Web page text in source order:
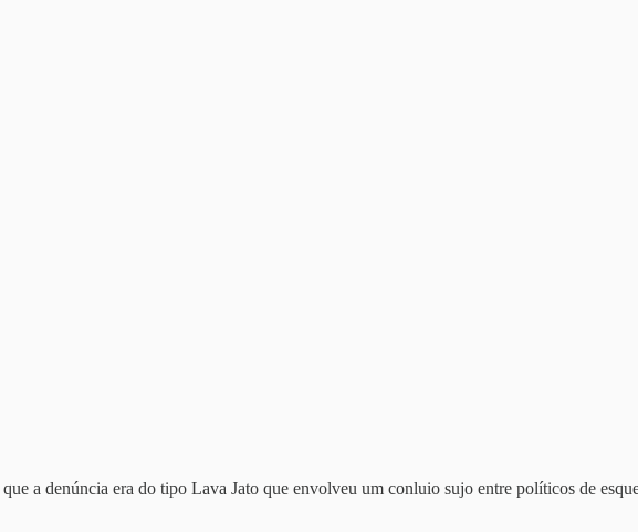
a denúncia era do tipo Lava Jato que envolveu um conluio sujo entre políticos de